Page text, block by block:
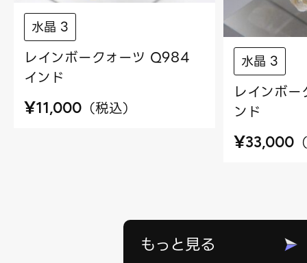
水晶 3
レインボークォーツ Q984
インド
¥11,000 （税込）
水晶 3
レインボ
ンド
¥33,000 （
もっと見る